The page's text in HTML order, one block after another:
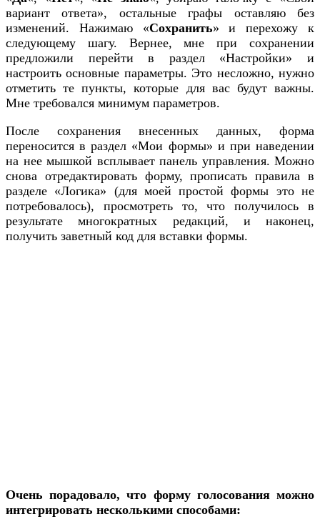
вариант ответа», остальные графы оставляю без
изменений. Нажимаю «Сохранить» и перехожу к
следующему шагу. Вернее, мне при сохранении
предложили перейти в раздел «Настройки» и
настроить основные параметры. Это несложно, нужно
отметить те пункты, которые для вас будут важны.
Мне требовался минимум параметров.
После сохранения внесенных данных, форма
переносится в раздел «Мои формы» и при наведении
на нее мышкой всплывает панель управления. Можно
снова отредактировать форму, прописать правила в
разделе «Логика» (для моей простой формы это не
потребовалось), просмотреть то, что получилось в
результате многократных редакций, и наконец,
получить заветный код для вставки формы.
Очень порадовало, что форму голосования можно
интегрировать несколькими способами: